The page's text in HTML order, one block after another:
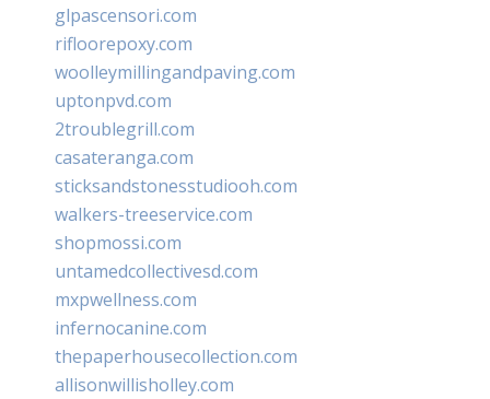
glpascensori.com
rifloorepoxy.com
woolleymillingandpaving.com
uptonpvd.com
2troublegrill.com
casateranga.com
sticksandstonesstudiooh.com
walkers-treeservice.com
shopmossi.com
untamedcollectivesd.com
mxpwellness.com
infernocanine.com
thepaperhousecollection.com
allisonwillisholley.com